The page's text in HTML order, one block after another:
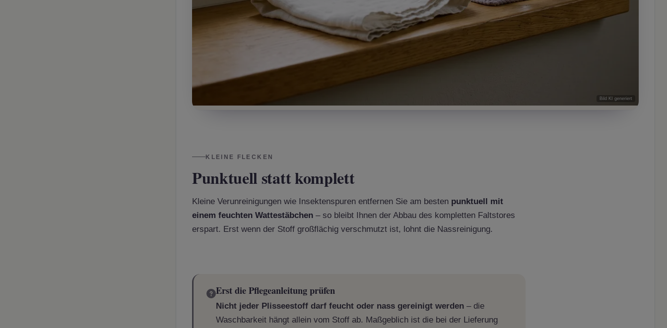
Bild KI generiert
KLEINE FLECKEN
Punktuell statt komplett
Kleine Verunreinigungen wie Insektenspuren entfernen Sie am besten punktuell mit
einem feuchten Wattestäbchen – so bleibt Ihnen der Abbau des kompletten Faltstores
erspart. Erst wenn der Stoff großflächig verschmutzt ist, lohnt die Nassreinigung.
Erst die Pflegeanleitung prüfen
Nicht jeder Plisseestoff darf feucht oder nass gereinigt werden– die
Waschbarkeit hängt allein vom Stoff ab. Maßgeblich ist die bei der Lieferung